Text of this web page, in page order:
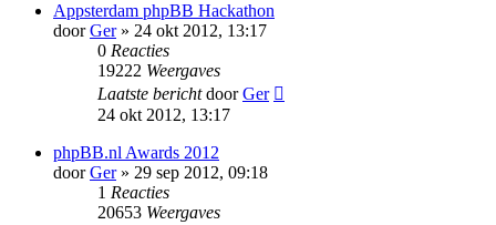
Appsterdam phpBB Hackathon
doorGer» 24 okt 2012, 13:17
0 Reacties
19222 Weergaves
Laatste berichtdoorGer
24 okt 2012, 13:17
phpBB.nl Awards 2012
doorGer» 29 sep 2012, 09:18
1 Reacties
20653 Weergaves